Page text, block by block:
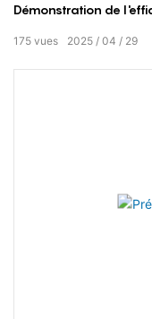
Démonstration de
2025 04 29
175 vues